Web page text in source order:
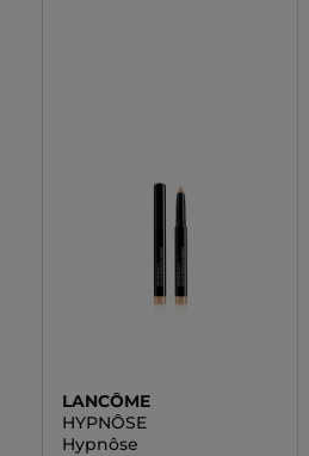
LANCÔME
HYPNÔSE
Hypnôse